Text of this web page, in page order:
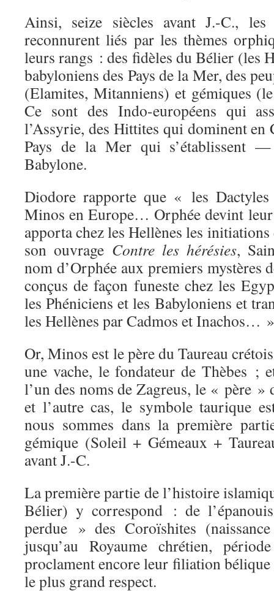
Ainsi, seize siècles avant J.-C.,
reconnurent liés par les thèmes
leurs rangs : des fidèles du Bélier (les
babyloniens des Pays de la Mer, des
(Elamites, Mitanniens) et gémiques
Ce sont des Indo-européens qui
l’Assyrie, des Hittites qui dominent en
Pays de la Mer qui s’établissent
Babylone.
Diodore rapporte que « les Dactyles
Minos en Europe… Orphée devint
apporta chez les Hellènes les
son ouvrage Contre les hérésies,
nom d’Orphée aux premiers mystères
conçus de façon funeste chez les
les Phéniciens et les Babyloniens et
les Hellènes par Cadmos et Inachos… »
Or, Minos est le père du Taureau
une vache, le fondateur de Thèbes ;
l’un des noms de Zagreus, le « père »
et l’autre cas, le symbole taurique
nous sommes dans la première
gémique (Soleil + Gémeaux +
avant J.-C.
La première partie de l’histoire
Bélier) y correspond : de
perdue » des Coroïshites
jusqu’au Royaume chrétien,
proclament encore leur filiation
le plus grand respect.